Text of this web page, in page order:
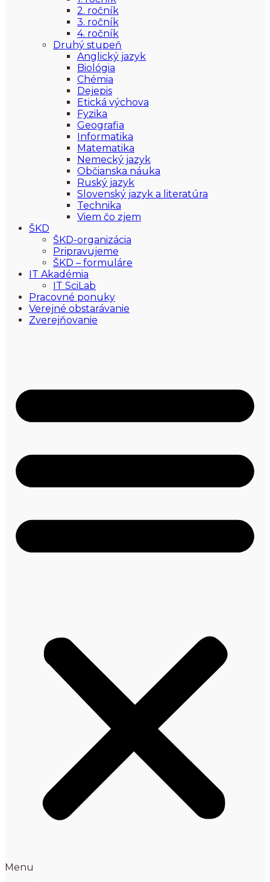
2. ročník
3. ročník
4. ročník
Druhý stupeň
Anglický jazyk
Biológia
Chémia
Dejepis
Etická výchova
Fyzika
Geografia
Informatika
Matematika
Nemecký jazyk
Občianska náuka
Ruský jazyk
Slovenský jazyk a literatúra
Technika
Viem čo zjem
ŠKD
ŠKD-organizácia
Pripravujeme
ŠKD – formuláre
IT Akadémia
IT SciLab
Pracovné ponuky
Verejné obstarávanie
Zverejňovanie
Menu